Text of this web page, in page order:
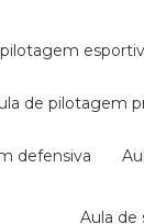
pilotagem
aula de pilotagem
defensiva
aula